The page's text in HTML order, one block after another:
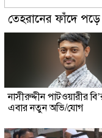
তেহরানের ফাঁদে পড়ে
নাসীরুদ্দীন পাটওয়ারীর
এবার নতুন অভি/যোগ